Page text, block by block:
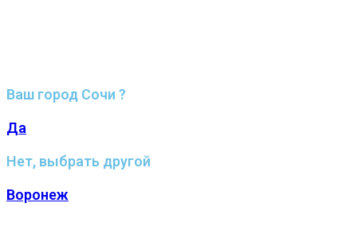
Ваш город Сочи ?
Да
Нет, выбрать другой
Воронеж